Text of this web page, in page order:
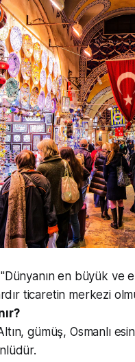
"Dünyanın en büyük ve
ticaretin merkezi
gümüş, Osmanlı